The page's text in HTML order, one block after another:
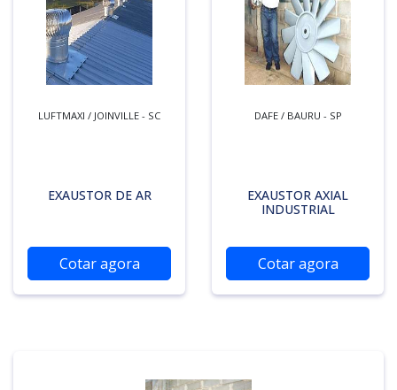
LUFTMAXI / JOINVILLE - SC
EXAUSTOR DE AR
Cotar agora
DAFE / BAURU - SP
EXAUSTOR AXIAL
INDUSTRIAL
Cotar agora